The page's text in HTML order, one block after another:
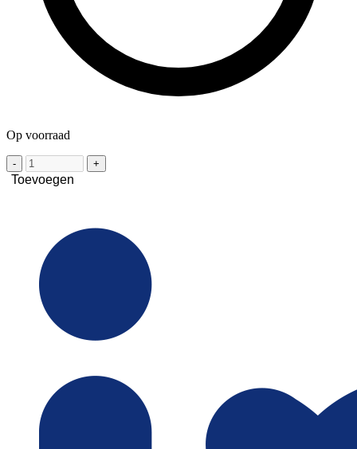
Op voorraad
- +
Toevoegen